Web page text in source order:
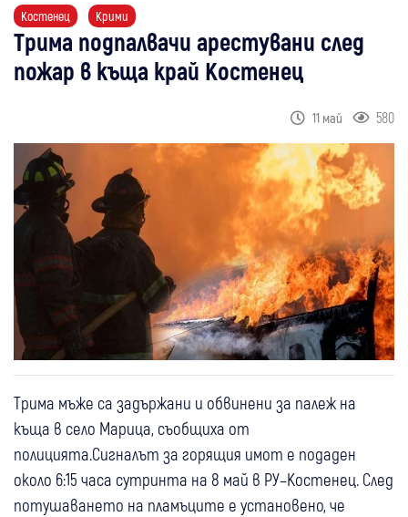
Костенец Крими
Трима подпалвачи арестувани след
пожар в къща край Костенец
11 май 580
Трима мъже са задържани и обвинени за палеж на
къща в село Марица, съобщиха от
полицията.Сигналът за горящия имот е подаден
около 6:15 часа сутринта на 8 май в РУ–Костенец. След
потушаването на пламъците е установено, че